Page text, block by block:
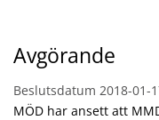
Avgörande
Beslutsdatum 2018-01-
MÖD har ansett att